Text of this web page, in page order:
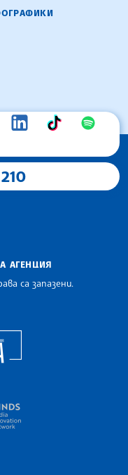
АГЕНЦИЯ
са запазени.
the Balkan News Agencies